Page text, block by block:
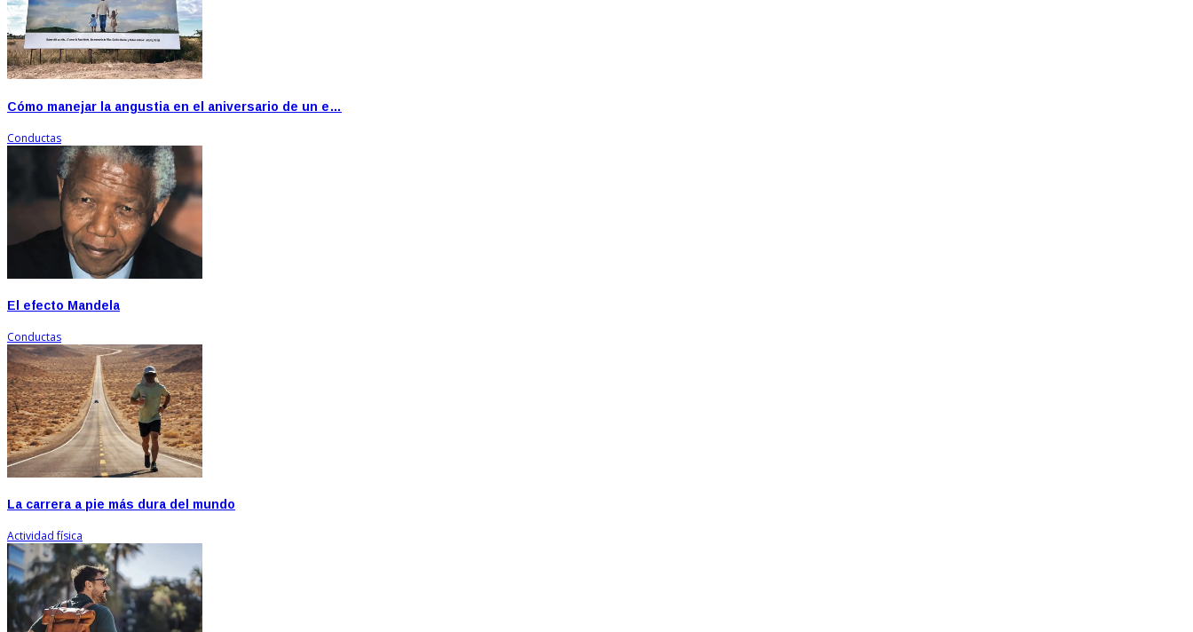
Cómo manejar la angustia en el aniversario de un e…
Conductas
El efecto Mandela
Conductas
La carrera a pie más dura del mundo
Actividad física